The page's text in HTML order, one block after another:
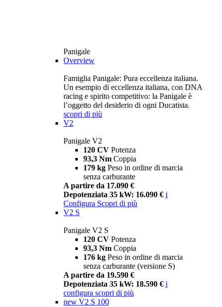
Panigale
Overview
Famiglia Panigale: Pura eccellenza italiana.
Un esempio di eccellenza italiana, con DNA
racing e spirito competitivo: la Panigale è
l’oggetto del desiderio di ogni Ducatista.
scopri di più
V2
Panigale V2
120 CV Potenza
93,3 Nm Coppia
179 kg Peso in ordine di marcia
senza carburante
A partire da 17.090 €
Depotenziata 35 kW: 16.090 € i
Configura Scopri di più
V2 S
Panigale V2 S
120 CV Potenza
93,3 Nm Coppia
176 kg Peso in ordine di marcia
senza carburante (versione S)
A partire da 19.590 €
Depotenziata 35 kW: 18.590 € i
configura scopri di più
new V2 S 100